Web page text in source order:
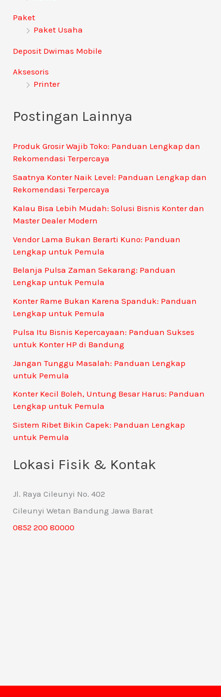
Paket
Paket Usaha
Deposit Dwimas Mobile
Aksesoris
Printer
Postingan Lainnya
Produk Grosir Wajib Toko: Panduan Lengkap dan
Rekomendasi Terpercaya
Saatnya Konter Naik Level: Panduan Lengkap dan
Rekomendasi Terpercaya
Kalau Bisa Lebih Mudah: Solusi Bisnis Konter dan
Master Dealer Modern
Vendor Lama Bukan Berarti Kuno: Panduan
Lengkap untuk Pemula
Belanja Pulsa Zaman Sekarang: Panduan
Lengkap untuk Pemula
Konter Rame Bukan Karena Spanduk: Panduan
Lengkap untuk Pemula
Pulsa Itu Bisnis Kepercayaan: Panduan Sukses
untuk Konter HP di Bandung
Jangan Tunggu Masalah: Panduan Lengkap
untuk Pemula
Konter Kecil Boleh, Untung Besar Harus: Panduan
Lengkap untuk Pemula
Sistem Ribet Bikin Capek: Panduan Lengkap
untuk Pemula
Lokasi Fisik & Kontak
Jl. Raya Cileunyi No. 402
Cileunyi Wetan Bandung Jawa Barat
0852 200 80000